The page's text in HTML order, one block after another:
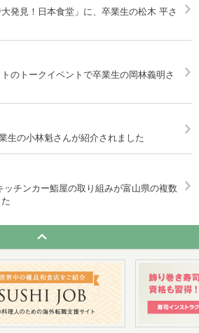
発見！日本食堂」に、卒業生の松木 平さ
のトークイベントで卒業生の岡林義明さ
生の小林魁さんが紹介されました
チンカー鮨屋の取り組みが富山県の複数